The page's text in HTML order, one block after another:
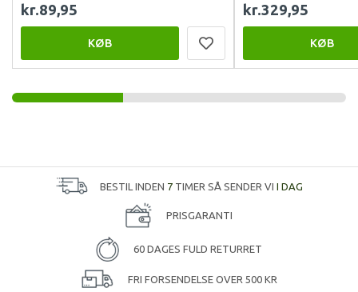
kr.89,95
KØB
kr.329,95
KØB
BESTIL INDEN 7TIMER SÅ SENDER VI I DAG
PRISGARANTI
60 DAGES FULD RETURRET
FRI FORSENDELSE OVER 500 KR